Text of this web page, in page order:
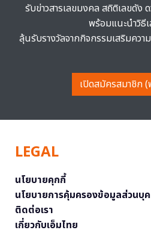
รับข่าวสารเลขมงคล สถิติเลขดัง
พร้อมแนะนำวิธี
ลุ้นรับรางวัลจากกิจกรรมเสริมคว
เปิดสมัครสมาชิก (
LEGAL
นโยบายคุกกี้
นโยบายการคุ้มครองข้อมูลส่วนบุ
ติดต่อเรา
เกี่ยวกับเอ็มไทย